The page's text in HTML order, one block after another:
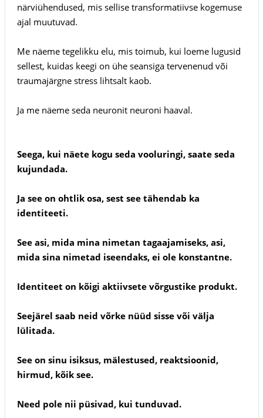
närviühendused, mis sellise transformatiivse kogemuse
ajal muutuvad.
Me näeme tegelikku elu, mis toimub, kui loeme lugusid
sellest, kuidas keegi on ühe seansiga tervenenud või
traumajärgne stress lihtsalt kaob.
Ja me näeme seda neuronit neuroni haaval.
Seega, kui näete kogu seda vooluringi, saate seda
kujundada.
Ja see on ohtlik osa, sest see tähendab ka
identiteeti.
See asi, mida mina nimetan tagaajamiseks, asi,
mida sina nimetad iseendaks, ei ole konstantne.
Identiteet on kõigi aktiivsete võrgustike produkt.
Seejärel saab neid võrke nüüd sisse või välja
lülitada.
See on sinu isiksus, mälestused, reaktsioonid,
hirmud, kõik see.
Need pole nii püsivad, kui tunduvad.